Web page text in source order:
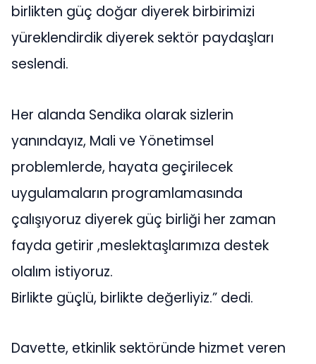
birlikten güç doğar diyerek birbirimizi
yüreklendirdik diyerek sektör paydaşları
seslendi.
Her alanda Sendika olarak sizlerin
yanındayız, Mali ve Yönetimsel
problemlerde, hayata geçirilecek
uygulamaların programlamasında
çalışıyoruz diyerek güç birliği her zaman
fayda getirir ,meslektaşlarımıza destek
olalım istiyoruz.
Birlikte güçlü, birlikte değerliyiz.” dedi.
Davette, etkinlik sektöründe hizmet veren